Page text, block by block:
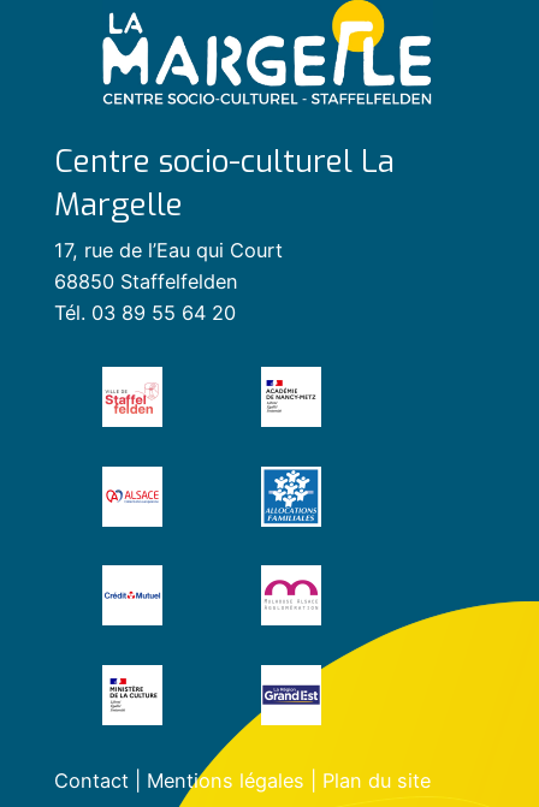
Centre socio-culturel La
Margelle
17, rue de l’Eau qui Court
68850 Staffelfelden
Tél. 03 89 55 64 20
Contact| Mentions légales Plan du site